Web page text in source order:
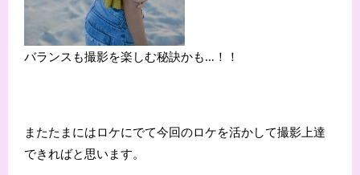
バランスも撮影を楽しむ秘訣かも…！！
またたまにはロケにでて今回のロケを活かして撮影上達
できればと思います。